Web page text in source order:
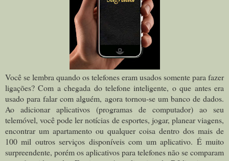
Você se lembra quando os telefones eram usados somente para fazer
ligações? Com a chegada do telefone inteligente, o que antes era
usado para falar com alguém, agora tornou-se um banco de dados.
Ao adicionar aplicativos (programas de computador) ao seu
telemóvel, você pode ler notícias de esportes, jogar, planear viagens,
encontrar um apartamento ou qualquer coisa dentro dos mais de
100 mil outros serviços disponíveis com um aplicativo. É muito
surpreendente, porém os aplicativos para telefones não se comparam